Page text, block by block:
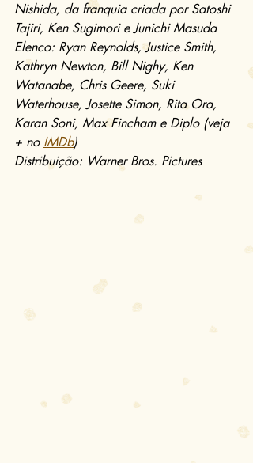
Nishida, da franquia criada por Satoshi
Tajiri, Ken Sugimori e Junichi Masuda
Elenco: Ryan Reynolds, Justice Smith,
Kathryn Newton, Bill Nighy, Ken
Watanabe, Chris Geere, Suki
Waterhouse, Josette Simon, Rita Ora,
Karan Soni, Max Fincham e Diplo (veja
+ no IMDb)
Distribuição: Warner Bros. Pictures